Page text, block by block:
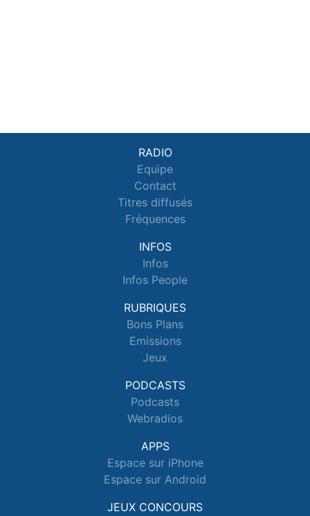
RADIO
Equipe
Contact
Titres diffusés
Fréquences
INFOS
Infos
Infos People
RUBRIQUES
Bons Plans
Emissions
Jeux
PODCASTS
Podcasts
Webradios
APPS
Espace sur iPhone
Espace sur Android
JEUX CONCOURS